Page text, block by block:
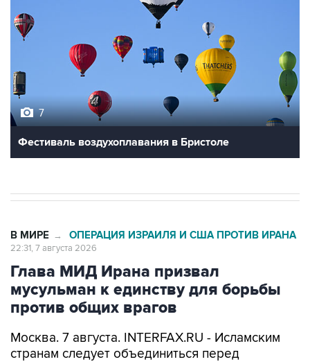
Фестиваль воздухоплавания в Бристоле
Глава МИД Ирана призвал
мусульман к единству для борьбы
против общих врагов
Москва. 7 августа. INTERFAX.RU - Исламским
вызовами со стороны внешних сил, заявил в
пятницу глава МИД Ирана Аббас Аракчи.